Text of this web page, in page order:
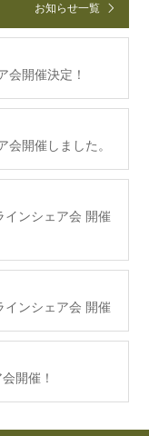
お知らせ一覧
会開催決定！
会開催しました。
インシェア会 開催
インシェア会 開催
開催！